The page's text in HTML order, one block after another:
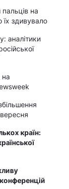
пальців на
їх здивувало
аналітики
на
вересня
країн:
конференцій